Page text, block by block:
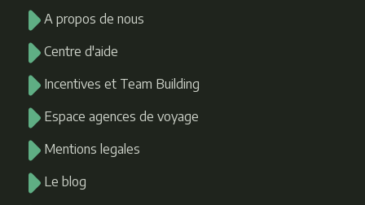
A propos de nous
Centre d'aide
Incentives et Team Building
Espace agences de voyage
Mentions legales
Le blog